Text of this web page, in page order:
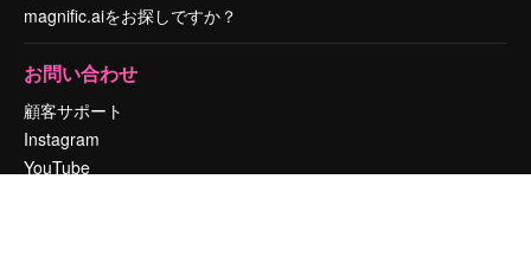
magnific.aiをお探しですか？
お問い合わせ
顧客サポート
Instagram
YouTube